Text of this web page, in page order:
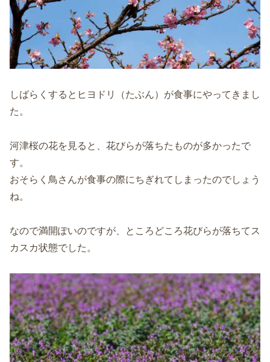
しばらくするとヒヨドリ（たぶん）が食事にやってきまし
た。
河津桜の花を見ると、花びらが落ちたものが多かったで
す。
おそらく鳥さんが食事の際にちぎれてしまったのでしょう
ね。
なので満開ぽいのですが、ところどころ花びらが落ちてス
カスカ状態でした。